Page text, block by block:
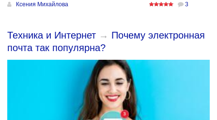
Ксения Михайлова 3
Техника и Интернет → Почему электронная
почта так популярна?